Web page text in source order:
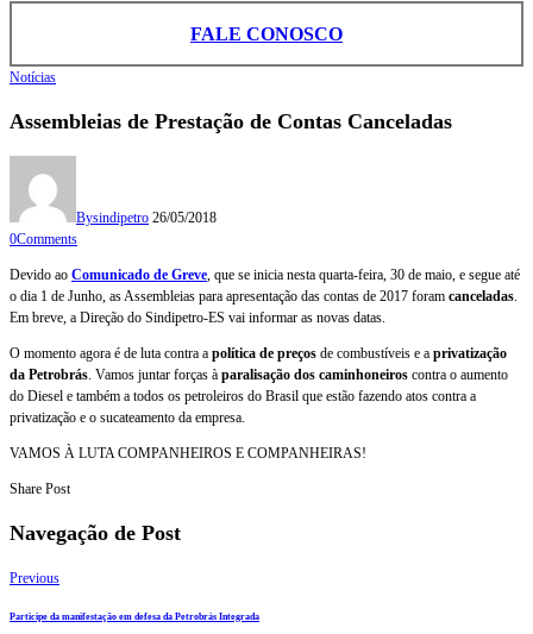
FALE CONOSCO
Notícias
Assembleias de Prestação de Contas Canceladas
Bysindipetro 26/05/2018
0Comments
Devido ao Comunicado de Greve , que se inicia nesta quarta-feira, 30 de maio, e segue até
o dia 1 de Junho, as Assembleias para apresentação das contas de 2017 foram canceladas
Em breve, a Direção do Sindipetro-ES vai informar as novas datas.
O momento agora é de luta contra a política de preços de combustíveis e a privatização
da Petrobrás . Vamos juntar forças à paralisação dos caminhoneiros contra o aumento
do Diesel e também a todos os petroleiros do Brasil que estão fazendo atos contra a
privatização e o sucateamento da empresa.
VAMOS À LUTA COMPANHEIROS E COMPANHEIRAS!
Share Post
Navegação de Post
Previous
Participe da manifestação em defesa da Petrobrás Integrada